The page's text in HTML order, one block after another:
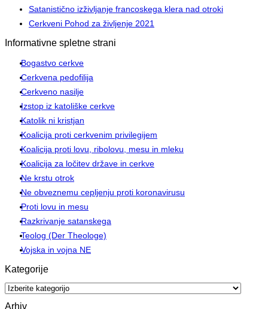
Satanistično izživljanje francoskega klera nad otroki
Cerkveni Pohod za življenje 2021
Informativne spletne strani
Bogastvo cerkve
Cerkvena pedofilija
Cerkveno nasilje
Izstop iz katoliške cerkve
Katolik ni kristjan
Koalicija proti cerkvenim privilegijem
Koalicija proti lovu, ribolovu, mesu in mleku
Koalicija za ločitev države in cerkve
Ne krstu otrok
Ne obveznemu cepljenju proti koronavirusu
Proti lovu in mesu
Razkrivanje satanskega
Teolog (Der Theologe)
Vojska in vojna NE
Kategorije
Kategorije
Arhiv